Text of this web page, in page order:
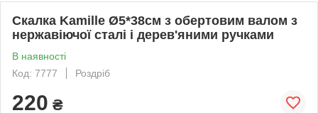
Скалка Kamille Ø5*38см з обертовим валом з
нержавіючої сталі і дерев'яними ручками
В наявності
Код: 7777
Роздріб
220 ₴